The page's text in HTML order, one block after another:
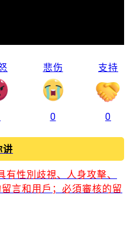
悲伤
0
支持
0
讲
性別歧視、人身攻擊、
言和用戶；必須審核的留